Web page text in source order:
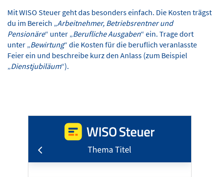
Mit WISO Steuer geht das besonders einfach. Die Kosten trägst
du im Bereich „Arbeitnehmer, Betriebsrentner und
Pensionäre“ unter „Berufliche Ausgaben“ ein. Trage dort
unter „Bewirtung“ die Kosten für die beruflich veranlasste
Feier ein und beschreibe kurz den Anlass (zum Beispiel
„Dienstjubiläum“).